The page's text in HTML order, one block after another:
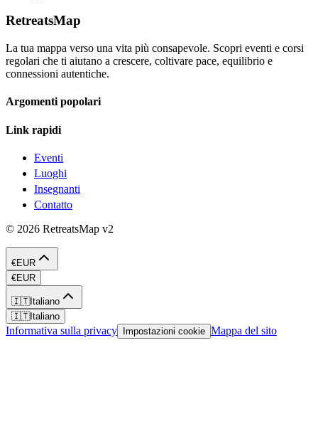
RetreatsMap
La tua mappa verso una vita più consapevole. Scopri eventi e corsi
regolari che ti aiutano a crescere, coltivare pace, equilibrio e
connessioni autentiche.
Argomenti popolari
Link rapidi
Eventi
Luoghi
Insegnanti
Contatto
© 2026 RetreatsMap v2
€EUR
€EUR
🇮🇹Italiano
🇮🇹Italiano
Informativa sulla privacy Impostazioni cookie Mappa del sito